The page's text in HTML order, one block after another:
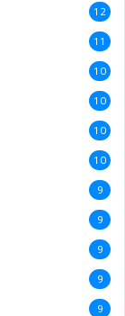
12
11
10
10
10
10
9
9
9
9
9